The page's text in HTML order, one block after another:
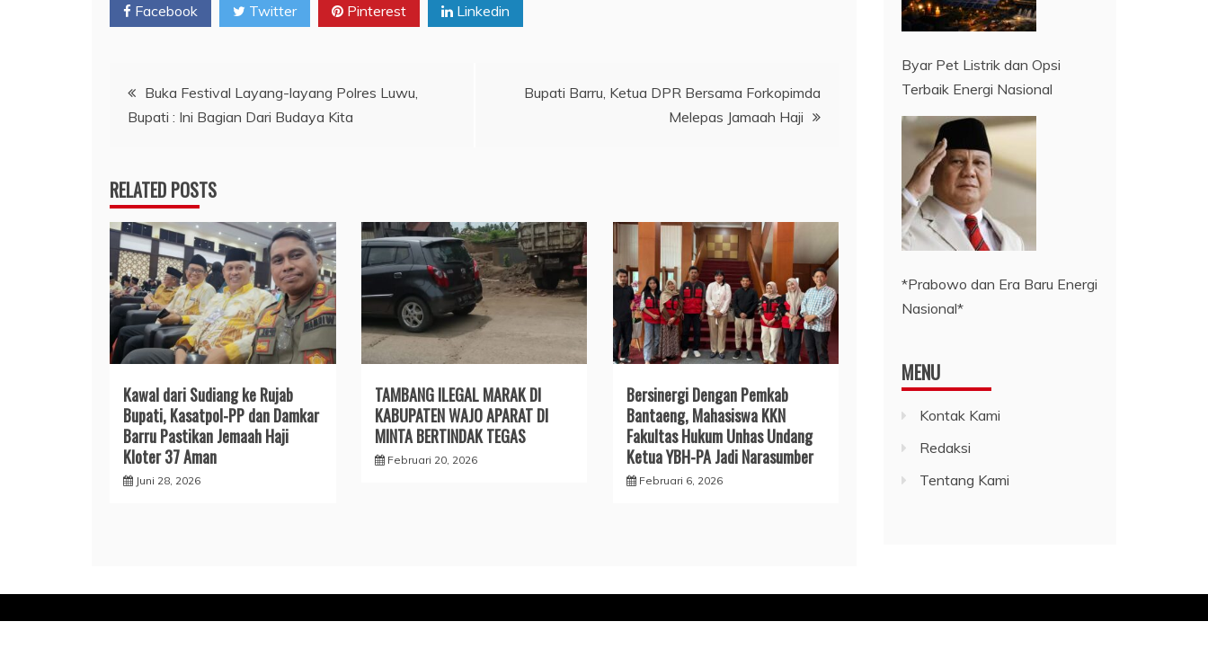
Facebook Twitter Pinterest Linkedin
Navigasi
pos
Buka Festival Layang-layang Polres Luwu,
Bupati : Ini Bagian Dari Budaya Kita
Bupati Barru, Ketua DPR Bersama Forkopimda
Melepas Jamaah Haji
RELATED POSTS
​Kawal dari Sudiang ke Rujab
Bupati, Kasatpol-PP dan Damkar
Barru Pastikan Jemaah Haji
Kloter 37 Aman
Juni 28, 2026
TAMBANG ILEGAL MARAK DI
KABUPATEN WAJO APARAT DI
MINTA BERTINDAK TEGAS
Februari 20, 2026
Bersinergi Dengan Pemkab
Bantaeng, Mahasiswa KKN
Fakultas Hukum Unhas Undang
Ketua YBH-PA Jadi Narasumber
Februari 6, 2026
Byar Pet Listrik dan Opsi
Terbaik Energi Nasional
*Prabowo dan Era Baru Energi
Nasional*
MENU
Kontak Kami
Redaksi
Tentang Kami